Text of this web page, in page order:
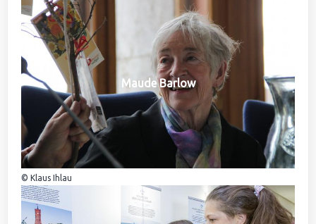
Maude Barlow
© Klaus Ihlau